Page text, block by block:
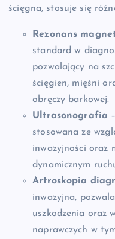
ścięgna, stosuje się
Rezonans
standard w
pozwalający na
ścięgien, mięśni
obręczy barkowej.
Ultrasonografia
stosowana ze
inwazyjności oraz
dynamicznym
Artroskopia
inwazyjna,
uszkodzenia oraz
naprawczych w